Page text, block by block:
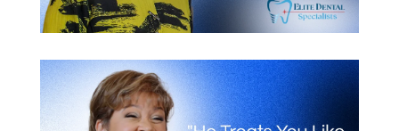
necesitar implantes o una
reconstrucción completa de la
Quiero mejorar la apariencia y
la confianza de mi sonrisa.